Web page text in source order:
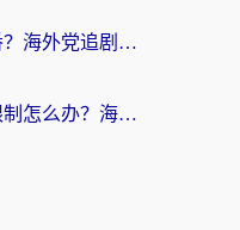
哔哩哔哩在国外怎么看番？海外党追剧看片的终极解决方案
在国外想看爱奇艺版权限制怎么办？海外华人必看的追剧自由指南